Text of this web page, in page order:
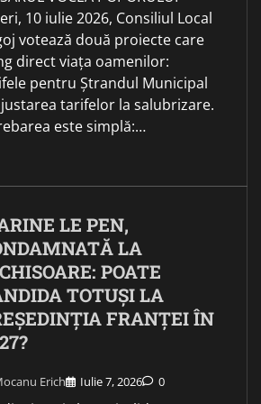
10 iulie 2026, Consiliul Local
votează două proiecte care
direct viața oamenilor:
pentru Ștrandul Municipal
tarifelor la salubrizare.
este simplă:…
LE PEN,
LA
POATE
TOTUȘI LA
FRANȚEI ÎN
Erich Iulie 7, 2026 0